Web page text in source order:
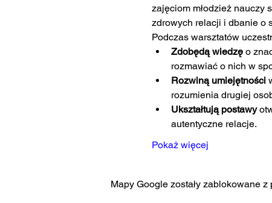
zajęciom młodzież nauczy
zdrowych relacji i dbanie o
Podczas warsztatów
Zdobędą wiedzę o
rozmawiać o nich w
Rozwiną umiejętności
rozumienia drugiej
Ukształtują postawy
autentyczne relacje.
Pokaż więcej
Mapy Google zostały zablokowane